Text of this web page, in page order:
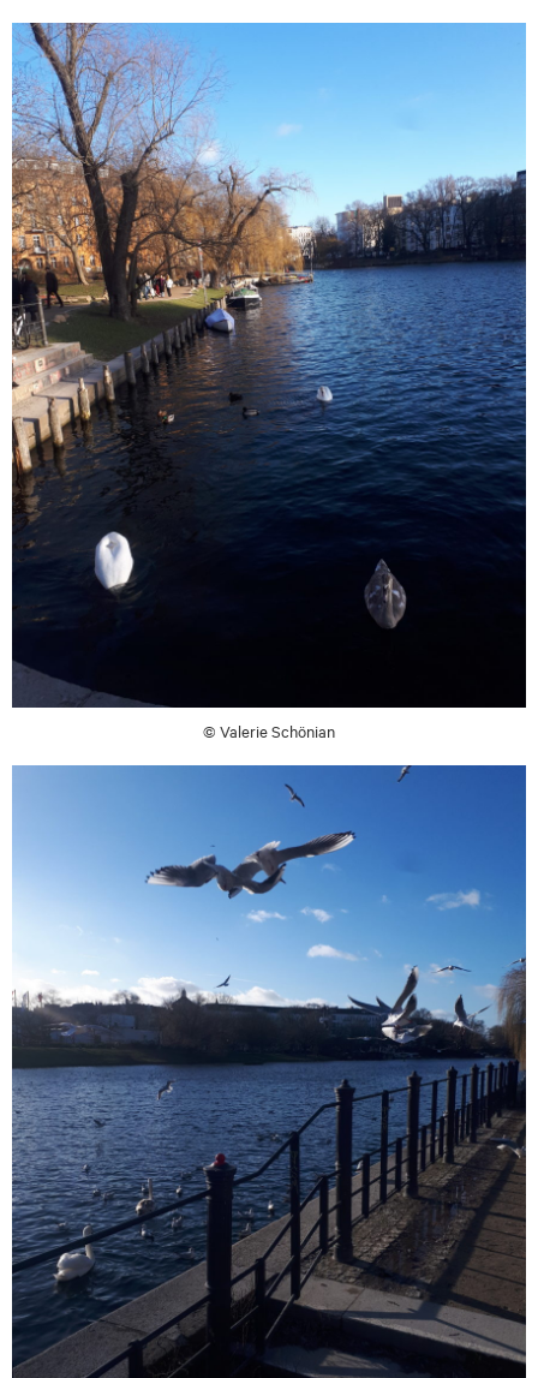
© Valerie Schönian